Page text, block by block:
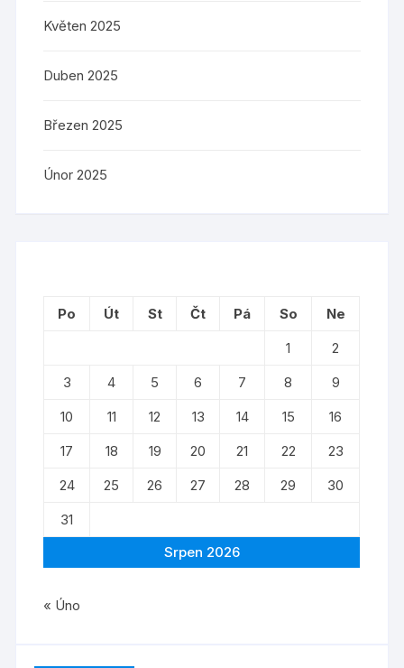
Květen 2025
Duben 2025
Březen 2025
Únor 2025
Srpen 2026
Po Út St Čt Pá So
Ne
1
2
3
4 5 6 7 8
9
10
11 12 13 14 15
16
17
18 19 20 21 22
23
24
25 26 27 28 29
30
31
« Úno